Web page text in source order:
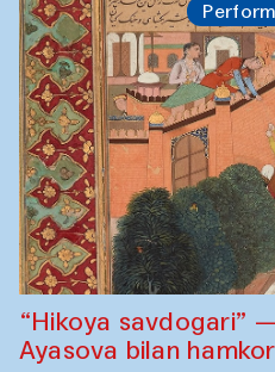
“Hikoya savdogari”
Ayasova bilan